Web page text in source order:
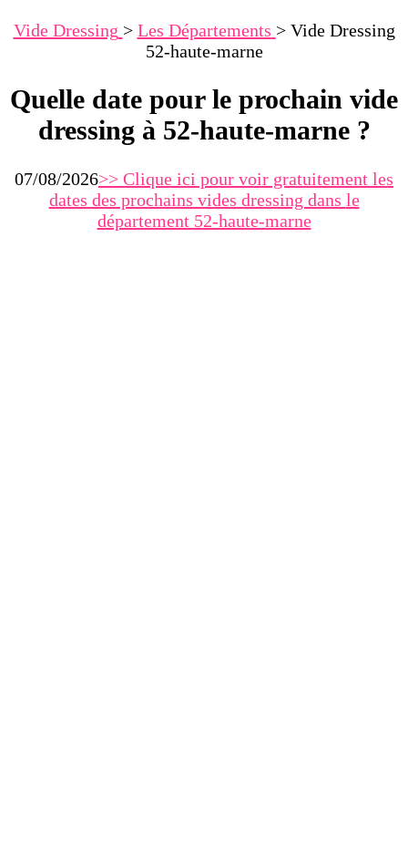
Vide Dressing > Les Départements > Vide Dressing
52-haute-marne
Quelle date pour le prochain vide
dressing à 52-haute-marne ?
07/08/2026>> Clique ici pour voir gratuitement les
dates des prochains vides dressing dans le
département 52-haute-marne